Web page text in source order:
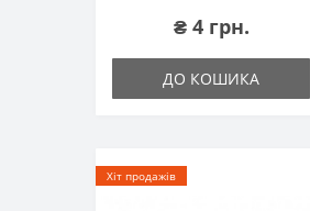
₴ 4 грн.
ДО КОШИКА
Хіт продажів